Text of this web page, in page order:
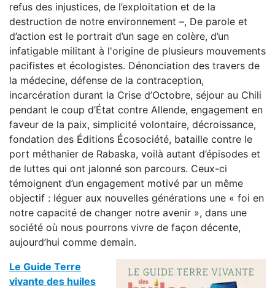
refus des injustices, de l’exploitation et de la
destruction de notre environnement –, De parole et
d’action est le portrait d’un sage en colère, d’un
infatigable militant à l'origine de plusieurs mouvements
pacifistes et écologistes. Dénonciation des travers de
la médecine, défense de la contraception,
incarcération durant la Crise d’Octobre, séjour au Chili
pendant le coup d’État contre Allende, engagement en
faveur de la paix, simplicité volontaire, décroissance,
fondation des Éditions Écosociété, bataille contre le
port méthanier de Rabaska, voilà autant d’épisodes et
de luttes qui ont jalonné son parcours. Ceux-ci
témoignent d’un engagement motivé par un même
objectif : léguer aux nouvelles générations une « foi en
notre capacité de changer notre avenir », dans une
société où nous pourrons vivre de façon décente,
aujourd’hui comme demain.
Le Guide Terre
vivante des huiles